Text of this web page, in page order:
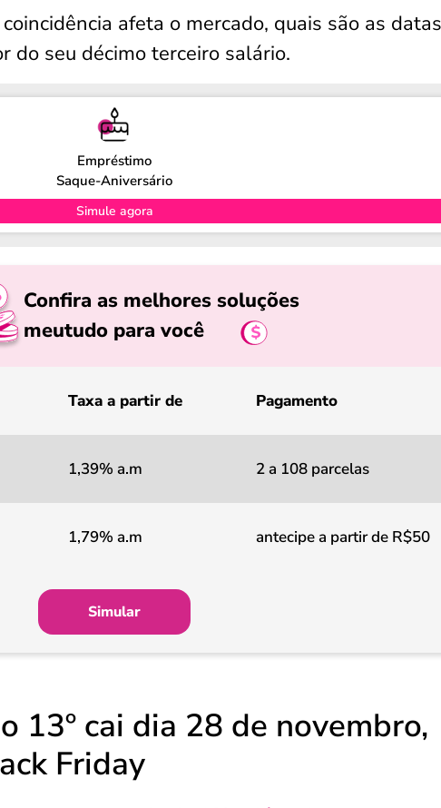
afeta o mercado, quais são as datas
do seu décimo terceiro salário.
Empréstimo
Saque-Aniversário
Simule agora
Confira as melhores soluções
meutudo para você
Taxa a partir de Pagamento
1,39% a.m 2 a 108 parcelas
1,79% a.m antecipe a partir de R$50
Simular
13º cai dia 28 de novembro,
Friday